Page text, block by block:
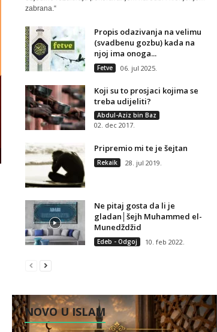
zabrana.“
Propis odazivanja na velimu
(svadbenu gozbu) kada na
njoj ima onoga...
Fetve 06. jul 2025.
Koji su to prosjaci kojima se
treba udijeliti?
Abdul-Aziz bin Baz
02. dec 2017.
Pripremio mi te je šejtan
Rekaik 28. jul 2019.
Ne pitaj gosta da li je
gladan│šejh Muhammed el-
Munedždžid
Edeb - Odgoj 10. feb 2022.
NOVO U ISLAM